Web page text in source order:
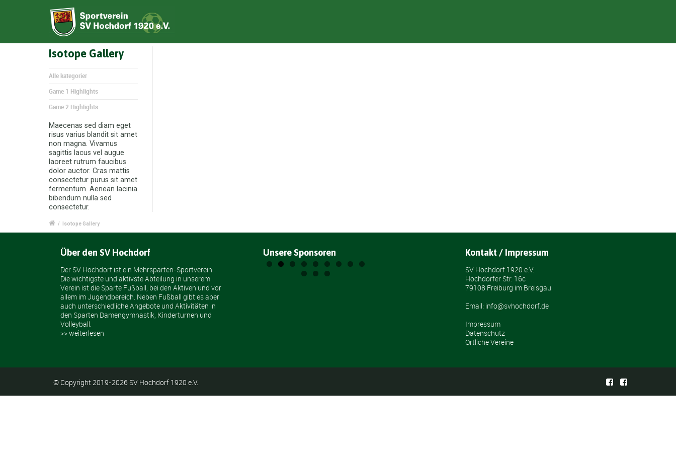
Isotope Gallery
Alle kategorier
Game 1 Highlights
Game 2 Highlights
Maecenas sed diam eget
risus varius blandit sit amet
non magna. Vivamus
sagittis lacus vel augue
laoreet rutrum faucibus
dolor auctor. Cras mattis
consectetur purus sit amet
fermentum. Aenean lacinia
bibendum nulla sed
consectetur.
/ Isotope Gallery
Über den SV Hochdorf
Der SV Hochdorf ist ein Mehrsparten-Sportverein.
Die wichtigste und aktivste Abteilung in unserem
Verein ist die Sparte Fußball, bei den Aktiven und vor
allem im Jugendbereich. Neben Fußball gibt es aber
auch unterschiedliche Angebote und Aktivitäten in
den Sparten Damengymnastik, Kinderturnen und
Volleyball.
>> weiterlesen
Unsere Sponsoren Kontakt / Impressum
SV Hochdorf 1920 e.V.
Hochdorfer Str. 16c
79108 Freiburg im Breisgau
Email: info@svhochdorf.de
Impressum
Datenschutz
Örtliche Vereine
© Copyright 2019-2026 SV Hochdorf 1920 e.V.